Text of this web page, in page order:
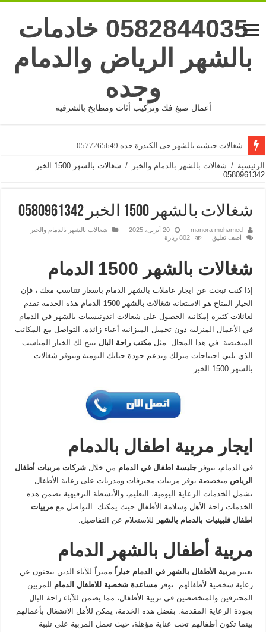
0582844035 خادمات
بالشهر الرياض والدمام
وجده
أعمال صبغ فك وتركيب أثاث ومطابخ بالشرقية
شغالات حبشيه بالشهر حى الكندرة جده 0577265649
شغالات بالشهر جده حى البوادى 0577265649
الرئيسية / شغالات بالشهر بالدمام والخبر /
شغالات بالشهر 1500 الخبر
0580961342
شغالات بالشهر 1500 الخبر 0580961342
manora mohamed 20 أبريل، 2025
شغالات بالشهر بالدمام والخبر
اضف تعليق
802 زيارة
شغالات بالشهر 1500 الدمام
إذا كنت تبحث عن ايجار عاملات بالشهر الدمام باسعار تتناسب معك ، فإن
الخيار المتاح هو الاستعانةشغالات بالشهر 1500 الدمام
هذه الخدمة تقدم
لعائلات كثيرة إمكانية الحصول على شغالات اندونيسيات بالشهر في الدمام
في الأعمال المنزلية دون تحميل الميزانية أعباء زائدة. التواصل مع المكاتب
المتختصة في هذا المجال مثلمكتب راحة البال يتيح لك الخيار المناسب
الذي يلبي احتياجات منزلك ويدعم جودة حياتك اليومية ويتوفر شغالات
بالشهر 1500 الخبر.
ايجار مربية اطفال بالدمام
في الدمام، تتوفرجليسة اطفال في الدمام من خلالشركات مربيات أطفال
الرياص متخصصة توفر مربيات محترفات ومدربات على رعاية الأطفال
تشمل الخدمات الرعاية اليومية، التعليم، والأنشطة الترفيهية تضمن هذه
الخدمات راحة الأهل وسلامة الأطفال حيث يمكنك التواصل معمربيات
اطفال فلبينيات بالدمام بالشهر للاستعلام عن التفاصيل.
مربية أطفال بالشهر الدمام
تعتبرمربية الأطفال بالشهر في الدمام خياراً
مميزاً للآباء الذين يبحثون عن
رعاية شخصية لأطفالهم. توفرمساعدة شخصية للاطفال الدمام للمربين
المحترفين والمتخصصين في تربية الأطفال، مما يضمن للآباء راحة البال
بجودة الرعاية المقدمة. بفضل هذه الخدمة، يمكن للأهل الانشغال بأعمالهم
بينما تكون أطفالهم تحت عناية مؤهلة، حيث تعمل المربية على تلبية